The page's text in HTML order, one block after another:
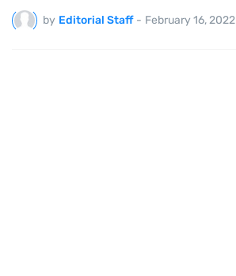
by Editorial Staff - February 16, 2022